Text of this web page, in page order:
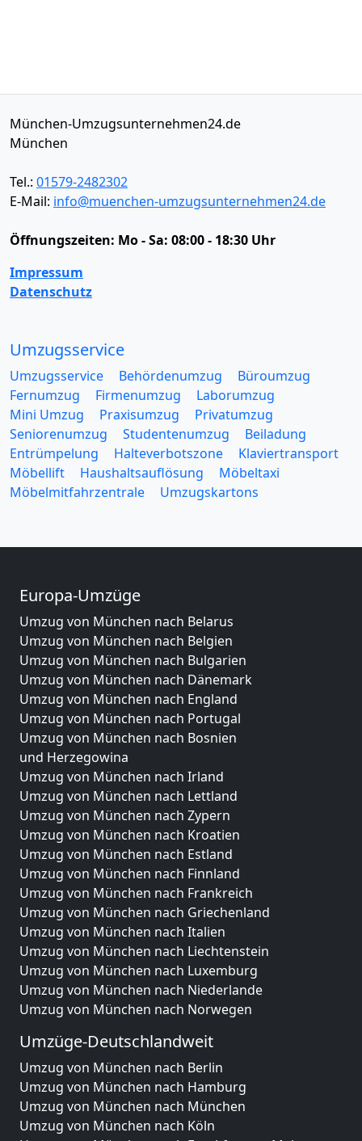
München-Umzugsunternehmen24.de
München
Tel.: 01579-2482302
E-Mail: info@muenchen-umzugsunternehmen24.de
Öffnungszeiten: Mo - Sa: 08:00 - 18:30 Uhr
Impressum
Datenschutz
Umzugsservice
Umzugsservice Behördenumzug
Büroumzug
Fernumzug
Firmenumzug
Laborumzug
Mini Umzug
Praxisumzug
Privatumzug
Seniorenumzug
Studentenumzug
Beiladung
Entrümpelung
Halteverbotszone
Klaviertransport
Möbellift
Haushaltsauflösung
Möbeltaxi
Möbelmitfahrzentrale
Umzugskartons
Europa-Umzüge
Umzug von München nach Belarus
Umzug von München nach Belgien
Umzug von München nach Bulgarien
Umzug von München nach Dänemark
Umzug von München nach England
Umzug von München nach Portugal
Umzug von München nach Bosnien
und Herzegowina
Umzug von München nach Irland
Umzug von München nach Lettland
Umzug von München nach Zypern
Umzug von München nach Kroatien
Umzug von München nach Estland
Umzug von München nach Finnland
Umzug von München nach Frankreich
Umzug von München nach Griechenland
Umzug von München nach Italien
Umzug von München nach Liechtenstein
Umzug von München nach Luxemburg
Umzug von München nach Niederlande
Umzug von München nach Norwegen
Umzüge-Deutschlandweit
Umzug von München nach Berlin
Umzug von München nach Hamburg
Umzug von München nach München
Umzug von München nach Köln